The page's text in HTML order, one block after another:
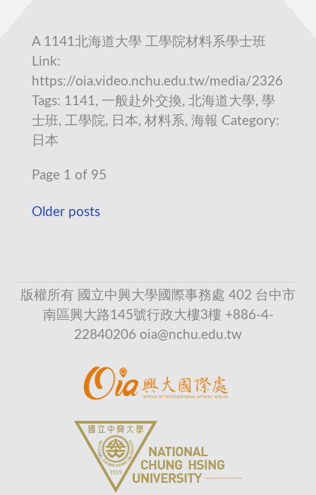
A 1141北海道大學 工學院材料系學士班
Link:
https://oia.video.nchu.edu.tw/media/2326
Tags: 1141, 一般赴外交換, 北海道大學, 學
士班, 工學院, 日本, 材料系, 海報 Category:
日本
Page 1 of 95
Older posts
版權所有 國立中興大學國際事務處 402 台中市
南區興大路145號行政大樓3樓 +886-4-
22840206 oia@nchu.edu.tw